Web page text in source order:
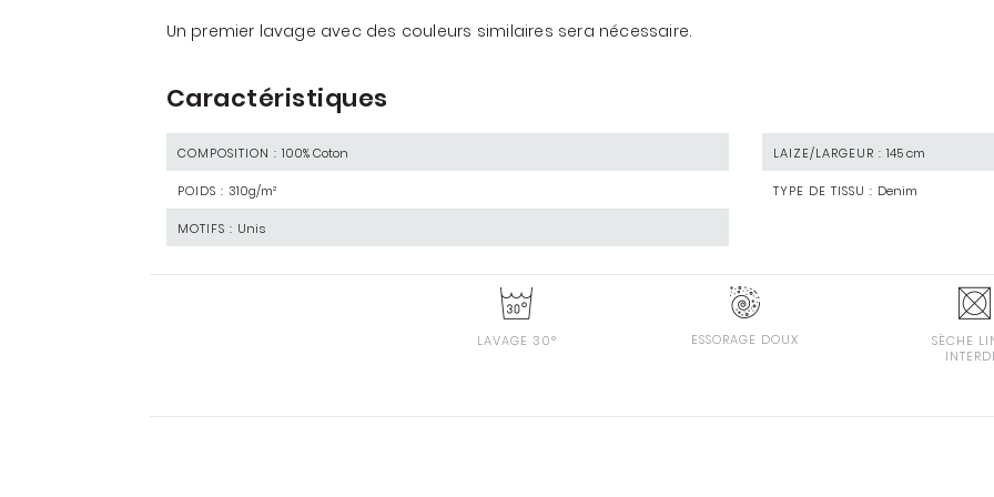
Un premier lavage avec des couleurs similaires sera nécessaire.
Caractéristiques
COMPOSITION : 100% Coton LAIZE/LARGEUR : 145 cm
POIDS : 310g/m² TYPE DE TISSU : Denim
MOTIFS : Unis
LAVAGE 30° ESSORAGE DOUX
SÈCHE